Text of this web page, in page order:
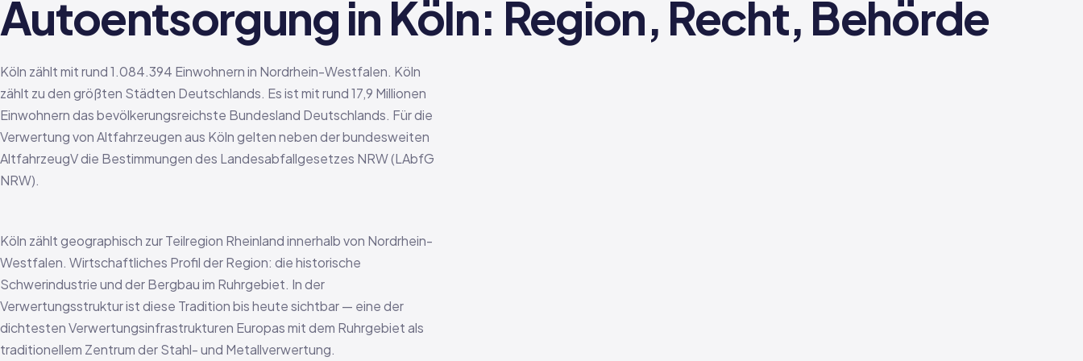
Autoentsorgung in Köln: Region, Recht, Behörde
Köln zählt mit rund 1.084.394 Einwohnern in Nordrhein-Westfalen. Köln
zählt zu den größten Städten Deutschlands. Es ist mit rund 17,9 Millionen
Einwohnern das bevölkerungsreichste Bundesland Deutschlands. Für die
Verwertung von Altfahrzeugen aus Köln gelten neben der bundesweiten
AltfahrzeugV die Bestimmungen des Landesabfallgesetzes NRW (LAbfG
NRW).
Köln zählt geographisch zur Teilregion Rheinland innerhalb von Nordrhein-
Westfalen. Wirtschaftliches Profil der Region: die historische
Schwerindustrie und der Bergbau im Ruhrgebiet. In der
Verwertungsstruktur ist diese Tradition bis heute sichtbar — eine der
dichtesten Verwertungsinfrastrukturen Europas mit dem Ruhrgebiet als
traditionellem Zentrum der Stahl- und Metallverwertung.